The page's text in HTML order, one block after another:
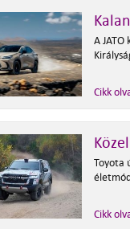
A
Cikk
Toyota
Cikk